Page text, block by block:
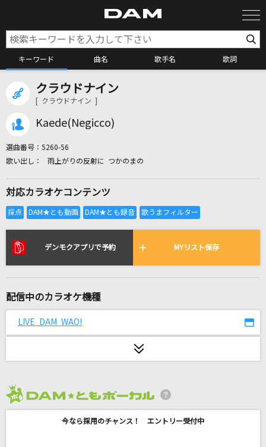
キーワード 曲名 歌手名 歌詞
カラオケ検索
カラオケ店舗検索
全国りれき
リアルタイムで歌われている曲の一覧
カタオモイ
チラチLOVE
クラウドナイン
[ クラウドナイン ]
Kaede(Negicco)
選曲番号： 5260-56
雨上がりの反射に つかのまの
対応カラオケコンテンツ
デンモクアプリで予約 MYリスト保存
配信中のカラオケ機種
LIVE DAM WAO!
今なら採用のチャンス！ エントリー受付中